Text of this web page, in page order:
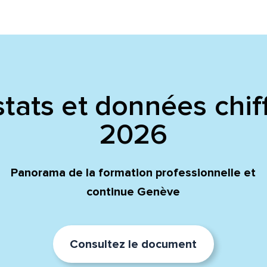
et données
2026
Panorama de la formation professionnelle et
continue Genève
Consultez le document